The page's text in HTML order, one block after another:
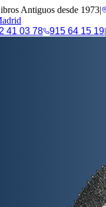
Antiguos desde 1973|
41 03 78 915 64 15 19|